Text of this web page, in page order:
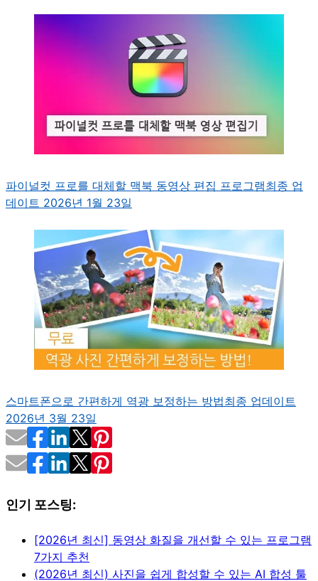
파이널컷 프로를 대체할 맥북 동영상 편집 프로그램최종 업
데이트 2026년 1월 23일
스마트폰으로 간편하게 역광 보정하는 방법최종 업데이트
2026년 3월 23일
인기 포스팅:
[2026년 최신] 동영상 화질을 개선할 수 있는 프로그램
7가지 추천
(2026년 최신) 사진을 쉽게 합성할 수 있는 AI 합성 툴